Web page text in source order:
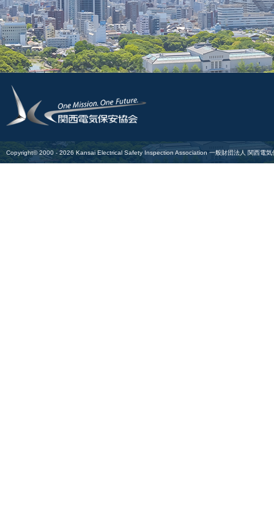
Copyright© 2000 -2026 Kansai Electrical Safety Inspection Association 一般財団法人 関西電気